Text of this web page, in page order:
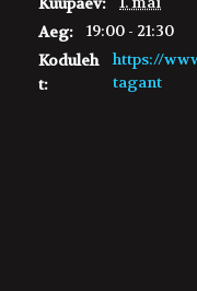
Aeg:
19:00 - 21:30
Koduleh
t:
https://
tagant